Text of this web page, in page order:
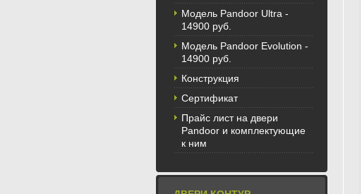
Модель Pandoor Ultra -
14900 руб.
Модель Pandoor Evolution -
14900 руб.
Конструкция
Сертификат
Прайс лист на двери
Pandoor и комплектующие
к ним